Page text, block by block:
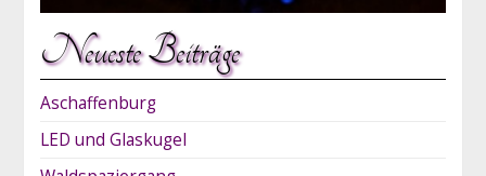
Neueste Beiträge
Aschaffenburg
LED und Glaskugel